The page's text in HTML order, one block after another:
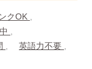
クOK
英語力不要